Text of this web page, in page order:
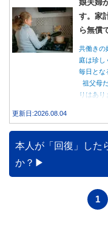
娘夫婦
す。家
ら無償
共働きの
庭は珍し
毎日とな
祖父母
りはあり
更新日:2026.08.04
本人が「回復」した
か？
1